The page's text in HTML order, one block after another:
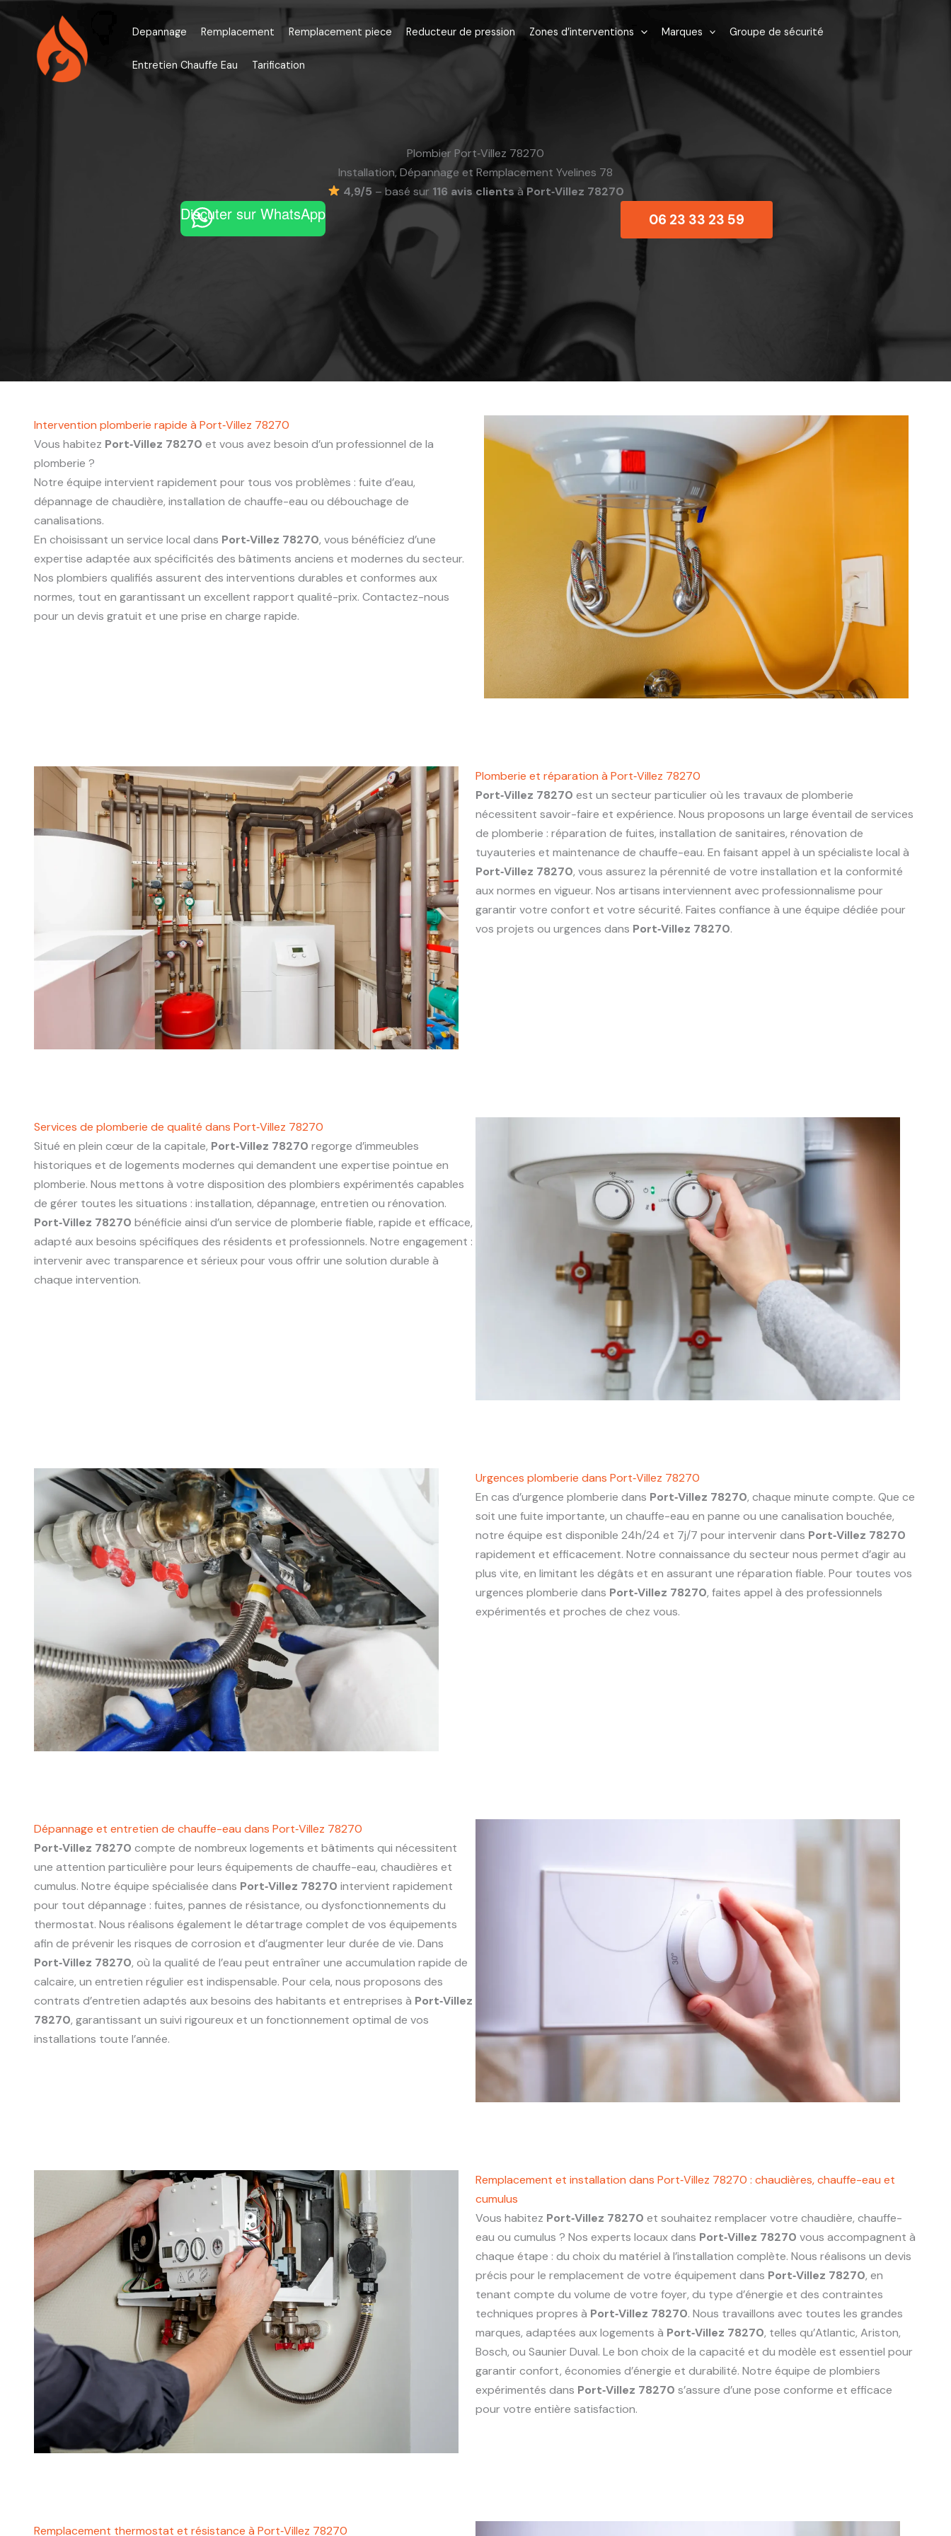
Aller
contenu
Depannage Remplacement Remplacement piece Reducteur de pression Zones d’interventions Marques Groupe de sécurité
Entretien Chauffe Eau Tarification
Plombier Port‑Villez 78270
Installation, Dépannage et Remplacement Yvelines 78
4,9/5 – basé sur 116 avis clientsàPort‑Villez 78270
Discuter sur WhatsApp 06 23 33 23 59
Intervention plomberie rapide à Port‑Villez 78270
Vous habitez Port‑Villez 78270 et vous avez besoin d’un professionnel de la
plomberie ?
Notre équipe intervient rapidement pour tous vos problèmes : fuite d’eau,
dépannage de chaudière, installation de chauffe-eau ou débouchage de
canalisations.
En choisissant un service local dans Port‑Villez 78270, vous bénéficiez d’une
expertise adaptée aux spécificités des bâtiments anciens et modernes du secteur.
Nos plombiers qualifiés assurent des interventions durables et conformes aux
normes, tout en garantissant un excellent rapport qualité-prix. Contactez-nous
pour un devis gratuit et une prise en charge rapide.
Plomberie et réparation à Port‑Villez 78270
Port‑Villez 78270 est un secteur particulier où les travaux de plomberie
nécessitent savoir-faire et expérience. Nous proposons un large éventail de services
de plomberie : réparation de fuites, installation de sanitaires, rénovation de
tuyauteries et maintenance de chauffe-eau. En faisant appel à un spécialiste local à
Port‑Villez 78270, vous assurez la pérennité de votre installation et la conformité
aux normes en vigueur. Nos artisans interviennent avec professionnalisme pour
garantir votre confort et votre sécurité. Faites confiance à une équipe dédiée pour
vos projets ou urgences dans Port‑Villez 78270.
Services de plomberie de qualité dans Port‑Villez 78270
Situé en plein cœur de la capitale, Port‑Villez 78270 regorge d’immeubles
historiques et de logements modernes qui demandent une expertise pointue en
plomberie. Nous mettons à votre disposition des plombiers expérimentés capables
de gérer toutes les situations : installation, dépannage, entretien ou rénovation.
Port‑Villez 78270 bénéficie ainsi d’un service de plomberie fiable, rapide et efficace,
adapté aux besoins spécifiques des résidents et professionnels. Notre engagement :
intervenir avec transparence et sérieux pour vous offrir une solution durable à
chaque intervention.
Urgences plomberie dans Port‑Villez 78270
En cas d’urgence plomberie dans Port‑Villez 78270, chaque minute compte. Que ce
soit une fuite importante, un chauffe-eau en panne ou une canalisation bouchée,
notre équipe est disponible 24h/24 et 7j/7 pour intervenir dans Port‑Villez 78270
rapidement et efficacement. Notre connaissance du secteur nous permet d’agir au
plus vite, en limitant les dégâts et en assurant une réparation fiable. Pour toutes vos
urgences plomberie dans Port‑Villez 78270, faites appel à des professionnels
expérimentés et proches de chez vous.
Dépannage et entretien de chauffe-eau dans Port‑Villez 78270
Port‑Villez 78270 compte de nombreux logements et bâtiments qui nécessitent
une attention particulière pour leurs équipements de chauffe-eau, chaudières et
cumulus. Notre équipe spécialisée dans Port‑Villez 78270 intervient rapidement
pour tout dépannage : fuites, pannes de résistance, ou dysfonctionnements du
thermostat. Nous réalisons également le détartrage complet de vos équipements
afin de prévenir les risques de corrosion et d’augmenter leur durée de vie. Dans
Port‑Villez 78270, où la qualité de l’eau peut entraîner une accumulation rapide de
calcaire, un entretien régulier est indispensable. Pour cela, nous proposons des
contrats d’entretien adaptés aux besoins des habitants et entreprises à Port‑Villez
78270, garantissant un suivi rigoureux et un fonctionnement optimal de vos
installations toute l’année.
Remplacement et installation dans Port‑Villez 78270 : chaudières, chauffe-eau et
cumulus
Vous habitez Port‑Villez 78270 et souhaitez remplacer votre chaudière, chauffe-
eau ou cumulus ? Nos experts locaux dans Port‑Villez 78270 vous accompagnent à
chaque étape : du choix du matériel à l’installation complète. Nous réalisons un devis
précis pour le remplacement de votre équipement dans Port‑Villez 78270, en
tenant compte du volume de votre foyer, du type d’énergie et des contraintes
techniques propres à Port‑Villez 78270. Nous travaillons avec toutes les grandes
marques, adaptées aux logements à Port‑Villez 78270, telles qu’Atlantic, Ariston,
Bosch, ou Saunier Duval. Le bon choix de la capacité et du modèle est essentiel pour
garantir confort, économies d’énergie et durabilité. Notre équipe de plombiers
expérimentés dans Port‑Villez 78270 s’assure d’une pose conforme et efficace
pour votre entière satisfaction.
Remplacement thermostat et résistance à Port‑Villez 78270